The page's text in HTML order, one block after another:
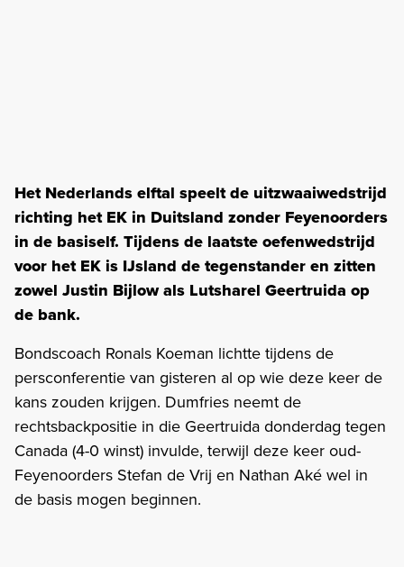
Het Nederlands elftal speelt de uitzwaaiwedstrijd
richting het EK in Duitsland zonder Feyenoorders
in de basiself. Tijdens de laatste oefenwedstrijd
voor het EK is IJsland de tegenstander en zitten
zowel Justin Bijlow als Lutsharel Geertruida op
de bank.
Bondscoach Ronals Koeman lichtte tijdens de
persconferentie van gisteren al op wie deze keer de
kans zouden krijgen. Dumfries neemt de
rechtsbackpositie in die Geertruida donderdag tegen
Canada (4-0 winst) invulde, terwijl deze keer oud-
Feyenoorders Stefan de Vrij en Nathan Aké wel in
de basis mogen beginnen.